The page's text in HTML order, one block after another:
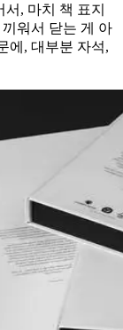
, 마치 책 표지
워서 닫는 게 아
에, 대부분 자석,